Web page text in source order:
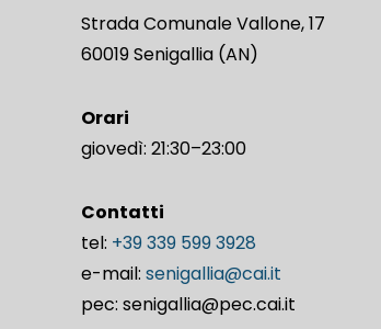
Strada Comunale Vallone, 17
60019 Senigallia (AN)
Orari
giovedì: 21:30–23:00
Contatti
tel: +39 339 599 3928
e-mail: senigallia@cai.it
pec: senigallia@pec.cai.it